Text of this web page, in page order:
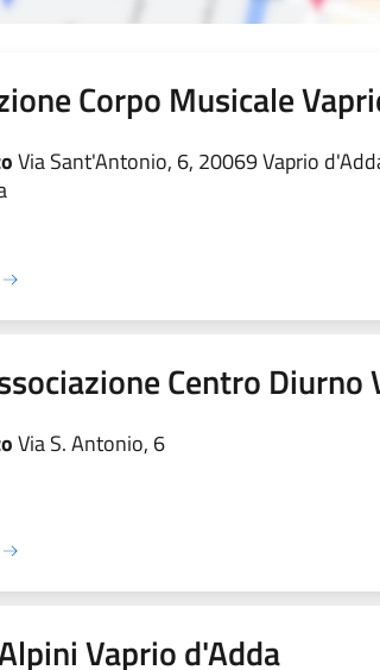
Corpo Musicale
Via Sant'Antonio, 6, 20069 Vaprio
Centro Diurno
Via S. Antonio, 6
Vaprio d'Adda